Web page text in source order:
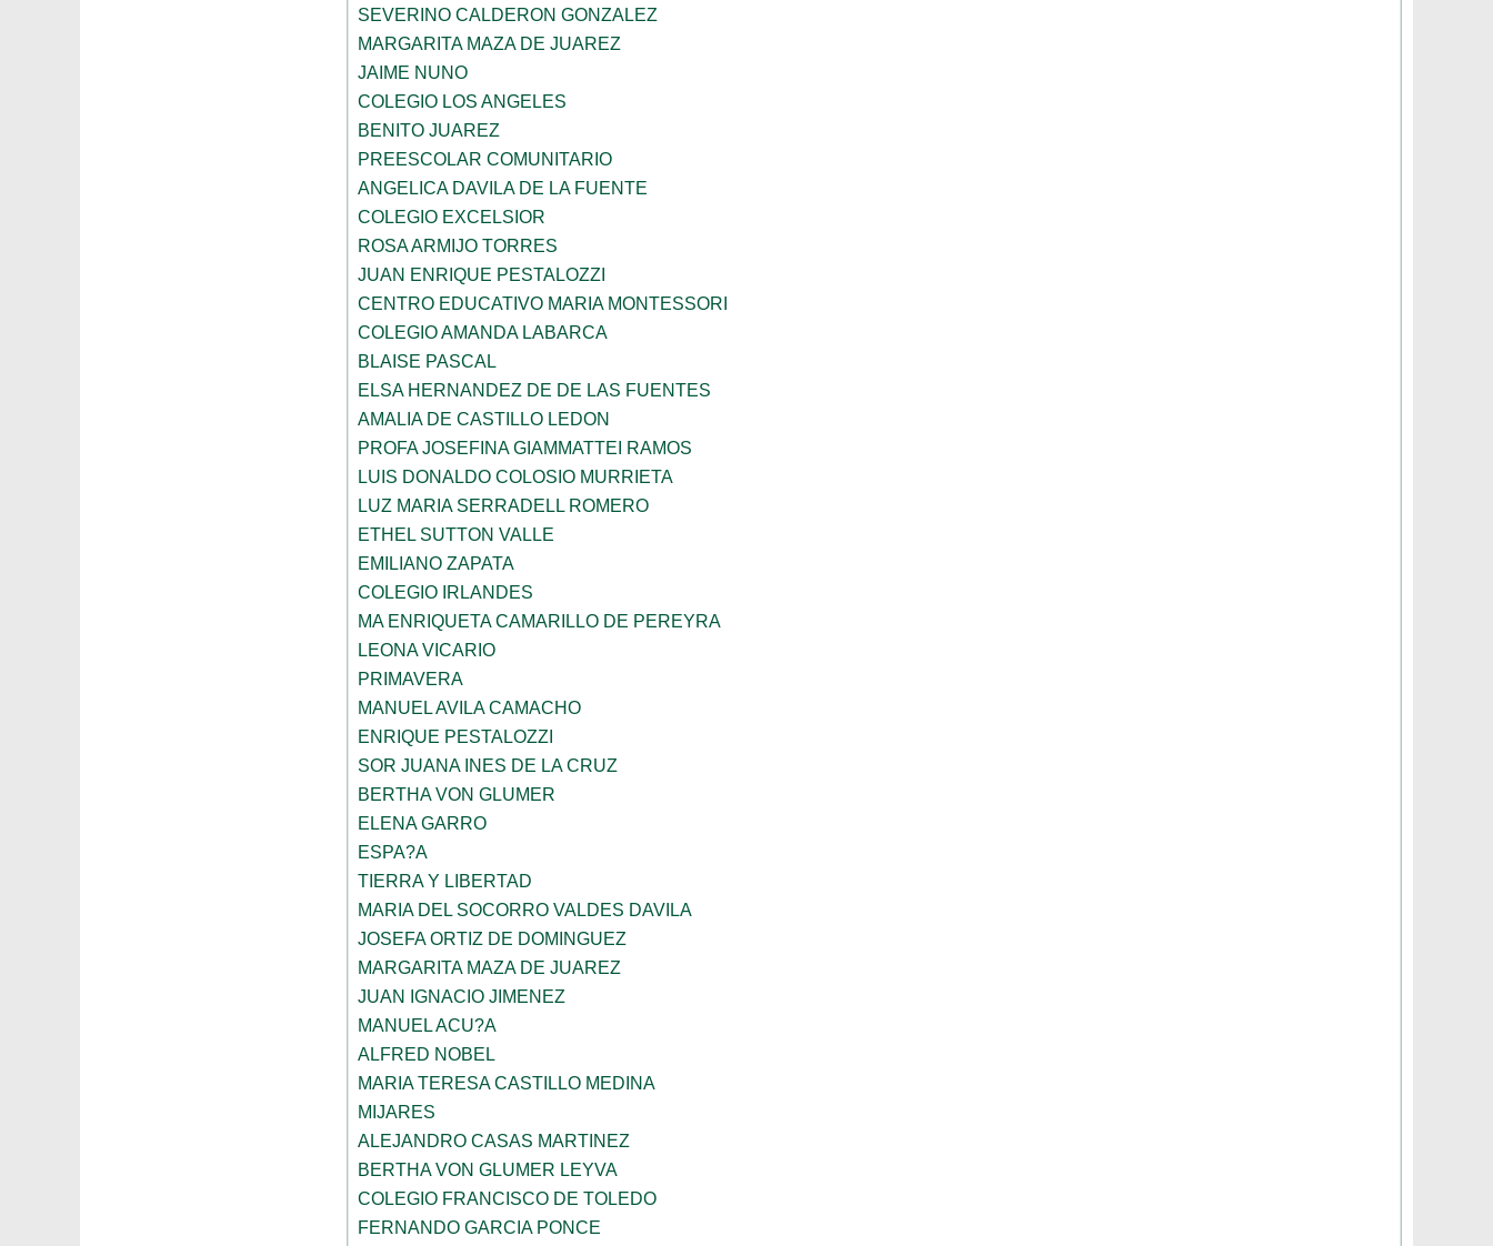
SEVERINO CALDERON GONZALEZ
MARGARITA MAZA DE JUAREZ
JAIME NUNO
COLEGIO LOS ANGELES
BENITO JUAREZ
PREESCOLAR COMUNITARIO
ANGELICA DAVILA DE LA FUENTE
COLEGIO EXCELSIOR
ROSA ARMIJO TORRES
JUAN ENRIQUE PESTALOZZI
CENTRO EDUCATIVO MARIA MONTESSORI
COLEGIO AMANDA LABARCA
BLAISE PASCAL
ELSA HERNANDEZ DE DE LAS FUENTES
AMALIA DE CASTILLO LEDON
PROFA JOSEFINA GIAMMATTEI RAMOS
LUIS DONALDO COLOSIO MURRIETA
LUZ MARIA SERRADELL ROMERO
ETHEL SUTTON VALLE
EMILIANO ZAPATA
COLEGIO IRLANDES
MA ENRIQUETA CAMARILLO DE PEREYRA
LEONA VICARIO
PRIMAVERA
MANUEL AVILA CAMACHO
ENRIQUE PESTALOZZI
SOR JUANA INES DE LA CRUZ
BERTHA VON GLUMER
ELENA GARRO
ESPA?A
TIERRA Y LIBERTAD
MARIA DEL SOCORRO VALDES DAVILA
JOSEFA ORTIZ DE DOMINGUEZ
MARGARITA MAZA DE JUAREZ
JUAN IGNACIO JIMENEZ
MANUEL ACU?A
ALFRED NOBEL
MARIA TERESA CASTILLO MEDINA
MIJARES
ALEJANDRO CASAS MARTINEZ
BERTHA VON GLUMER LEYVA
COLEGIO FRANCISCO DE TOLEDO
FERNANDO GARCIA PONCE